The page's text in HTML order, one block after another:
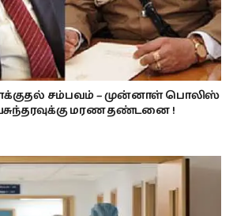
சம்பவம் – முன்னாள் பொலிஸ்
மரண தண்டனை !